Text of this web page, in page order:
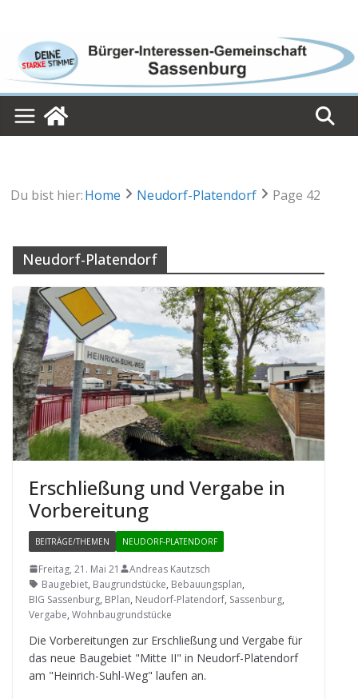
content
Du bist hier:Home Neudorf-Platendorf Page 42
Neudorf-Platendorf
Erschlie­ßung und Ver­gabe in
Vorbereitung
BEITRÄGE/THEMEN NEUDORF-PLATENDORF
Freitag, 21. Mai 21
Andreas Kautzsch
Baugebiet, Baugrundstücke, Bebauungsplan,
BIG Sassenburg, BPlan, Neudorf-Platendorf, Sassenburg,
Vergabe, Wohnbaugrundstücke
Die Vor­be­rei­tun­gen zur Erschlie­ßung und Ver­gabe für
das neue Bau­ge­biet "Mitte II" in Neu­dorf-Pla­ten­dorf
am "Hein­rich-Suhl-Weg" lau­fen an.